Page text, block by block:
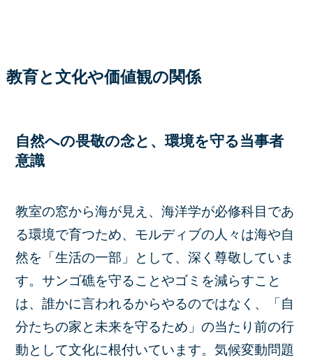
教育と文化や価値観の関係
自然への畏敬の念と、環境を守る当事者
意識
教室の窓から海が見え、海洋学が必修科目であ
る環境で育つため、モルディブの人々は海や自
然を「生活の一部」として、深く尊敬していま
す。サンゴ礁を守ることやゴミを減らすこと
は、誰かに言われるからやるのではなく、「自
分たちの家と未来を守るため」の当たり前の行
動として文化に根付いています。気候変動問題